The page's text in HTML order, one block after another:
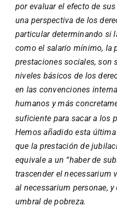
por evaluar el efecto de
una perspectiva de los
particular determinando si
como el salario mínimo, la
prestaciones sociales, son
niveles básicos de los
en las convenciones
humanos y más
suficiente para sacara los
Hemos añadido esta
que la prestación de
equivale a un “haber de
trascender elnecessarium
al necessarium personae, y
umbral de pobreza.